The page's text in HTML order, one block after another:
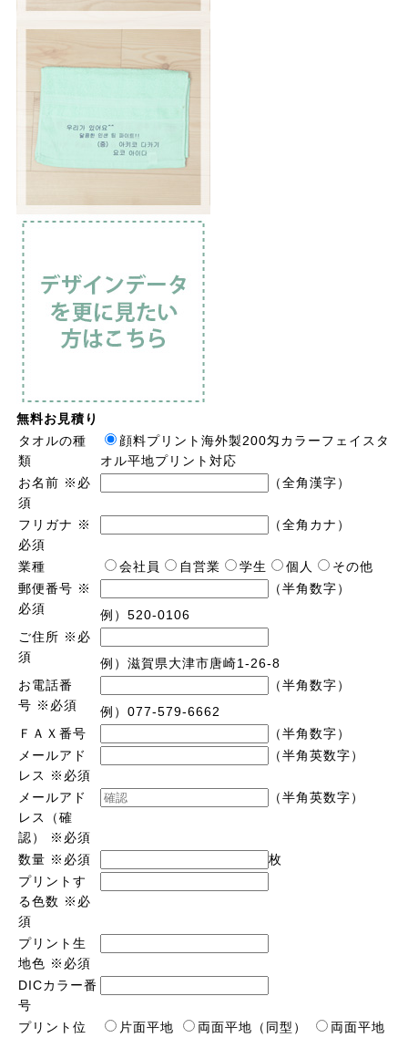
無料お見積り
タオルの種
類
顔料プリント海外製200匁カラーフェイスタ
オル平地プリント対応
お名前 ※必
須
（全角漢字）
フリガナ ※
必須
（全角カナ）
業種 会社員 自営業 学生 個人
その他
郵便番号 ※
必須
（半角数字）
例）520-0106
ご住所 ※必
須
例）滋賀県大津市唐崎1-26-8
お電話番
号 ※必須
（半角数字）
例）077-579-6662
ＦＡＸ番号
（半角数字）
メールアド
レス
※必須
（半角英数字）
メールアド
レス（確
認）
※必須
（半角英数字）
数量 ※必須
枚
プリントす
る色数 ※必
須
プリント生
地色 ※必須
DICカラー番
号
プリント位
片面平地 両面平地（同型）
両面平地